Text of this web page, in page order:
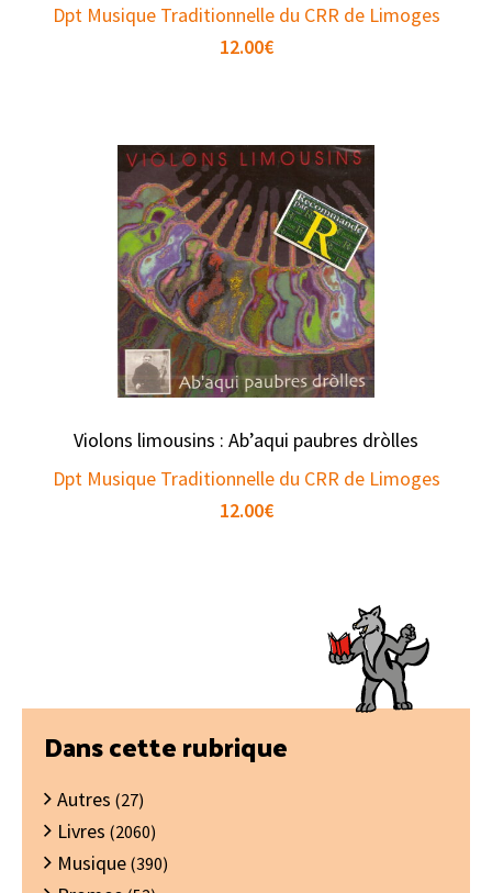
Dpt Musique Traditionnelle du CRR de Limoges
12.00€
Violons limousins : Ab’aqui paubres dròlles
Dpt Musique Traditionnelle du CRR de Limoges
12.00€
Barre
latérale
principale
Dans cette rubrique
Autres (27)
Livres (2060)
Musique (390)